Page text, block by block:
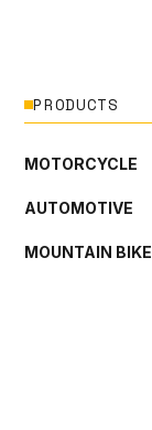
PRODUCTS
MOTORCYCLE
AUTOMOTIVE
MOUNTAIN BIKE